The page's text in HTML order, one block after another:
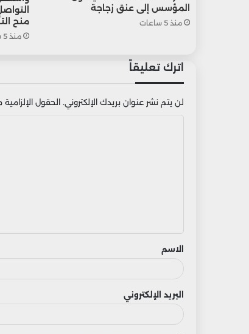
المؤسس إلى عنق زجاجة
منذ 5 ساعات
منح
منذ 5 ساعات
اترك تعليقاً
لن يتم نشر عنوان بريدك الإلكتروني. الحقول الإلزامية
ق
الاسم
البريد الإلكتروني